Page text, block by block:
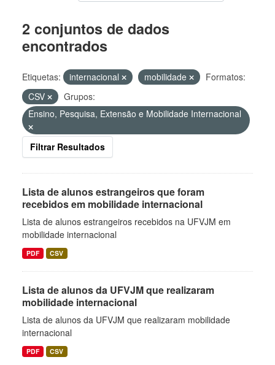
2 conjuntos de dados
encontrados
Etiquetas: internacional mobilidade
Formatos:
CSV
Grupos:
Ensino, Pesquisa, Extensão e Mobilidade Internacional
Filtrar Resultados
Lista de alunos estrangeiros que foram
recebidos em mobilidade internacional
Lista de alunos estrangeiros recebidos na UFVJM em
mobilidade internacional
PDF CSV
Lista de alunos da UFVJM que realizaram
mobilidade internacional
Lista de alunos da UFVJM que realizaram mobilidade
internacional
PDF CSV